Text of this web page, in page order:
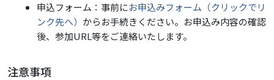
申込フォーム： 事前にお申込みフォーム（クリックでリ
ンク先へ） からお手続きください。 お申込み内容の確認
後、参加URL等をご連絡いたします。
注意事項